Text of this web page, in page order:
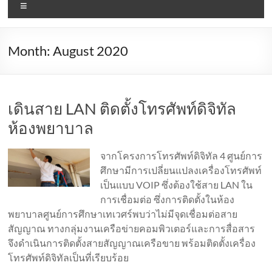
Month:August 2020
เดินสาย LAN ติดตั้งโทรศัพท์ดิจิทัล
ห้องพยาบาล
จากโครงการโทรศัพท์ดิจิทัล 4 ศูนย์การ
ศึกษามีการเปลี่ยนแปลงเครื่องโทรศัพท์
เป็นแบบ VOIP ซึ่งต้องใช้สาย LAN ใน
การเชื่อมต่อ ซึ่งการติดตั้งในห้อง
พยาบาลศูนย์การศึกษาเทเวศร์พบว่าไม่มีจุดเชื่อมต่อสาย
สัญญาณ ทางกลุ่มงานเครือข่ายคอมพิวเตอร์และการสื่อสาร
จึงดำเนินการติดตั้งสายสัญญาณเครือขาย พร้อมติดตั้งเครื่อง
โทรศัพท์ดิจิทัลเป็นที่เรียบร้อย